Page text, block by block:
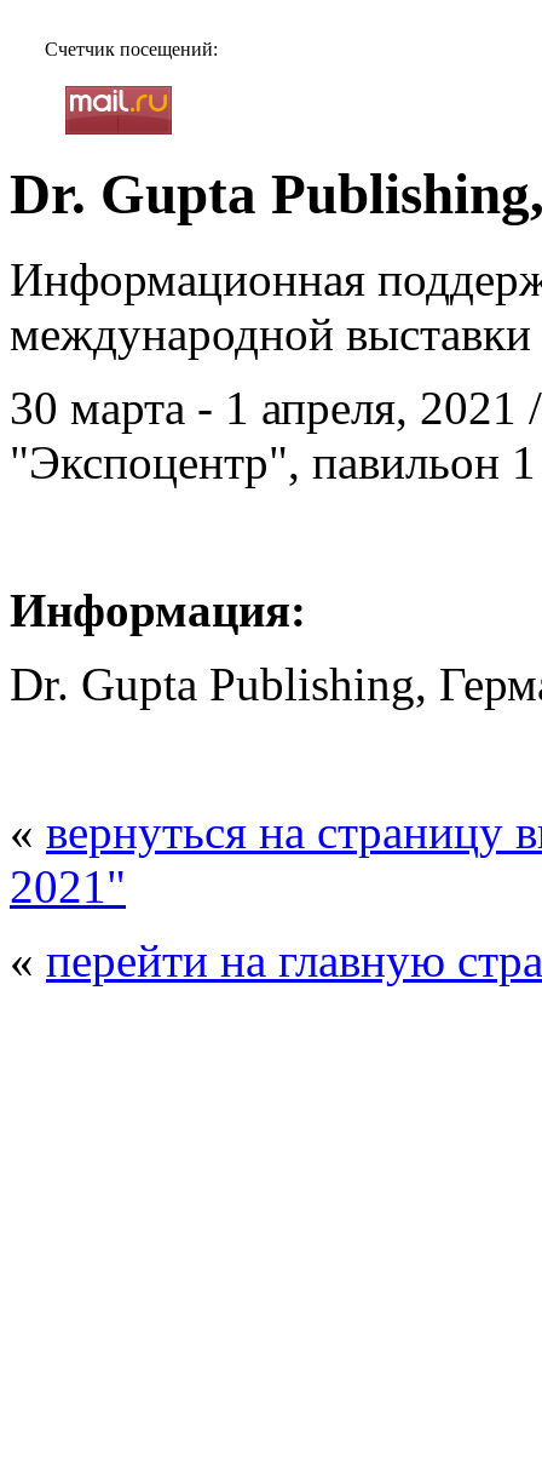
Счетчик посещений:
Dr. Gupta
Информационная
международной
30 марта - 1 апреля,
"Экспоцентр", павильон 1
Информация:
Dr. Gupta Publishing,
« вернуться на страницу
2021"
« перейти на главную